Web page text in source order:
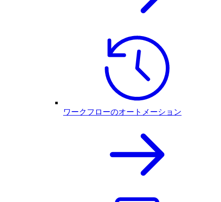
ワークフローのオートメーション